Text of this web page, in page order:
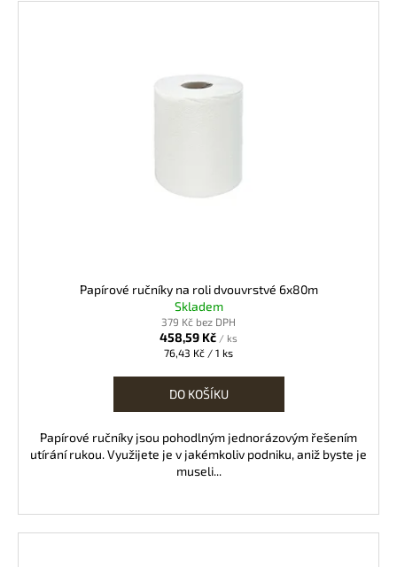
Papírové ručníky na roli dvouvrstvé 6x80m
Skladem
379 Kč bez DPH
458,59 Kč / ks
Měrná
76,43 Kč / 1 ks
DO KOŠÍKU
Papírové ručníky jsou pohodlným jednorázovým řešením
utírání rukou. Využijete je v jakémkoliv podniku, aniž byste je
museli...